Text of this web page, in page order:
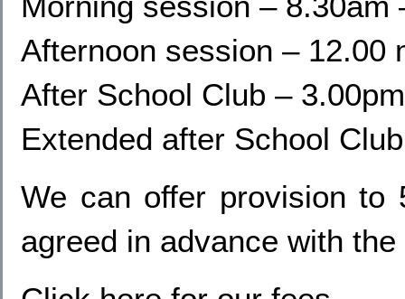
Afternoon session – 12.00
After School Club –
Extended after School
We can offer provision to
agreed in advance with